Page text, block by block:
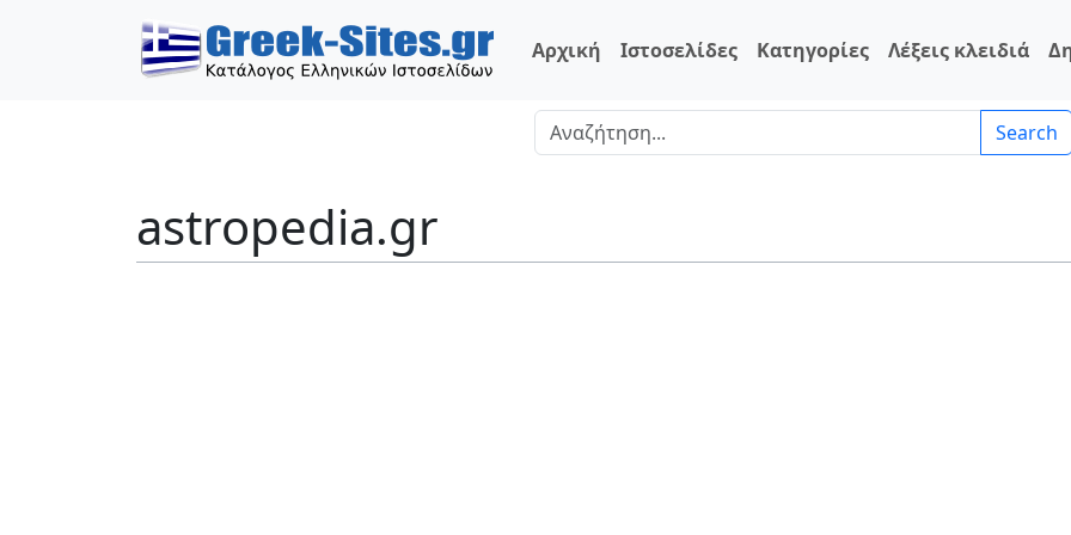
Αρχική Ιστοσελίδες Κατηγορίες Λέξεις κλειδιά
Search
astropedia.gr